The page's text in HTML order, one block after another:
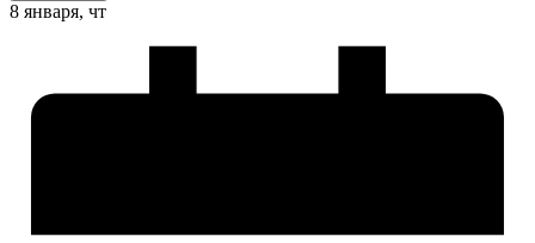
8 января, чт